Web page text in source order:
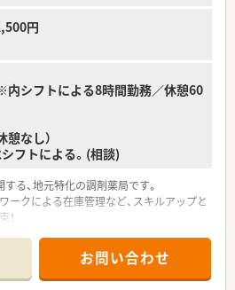
円
※内シフトによる8時間勤務／休憩60
憩なし）
フトによる。(相談)
る、地元特化の調剤薬局です。
ークによる在庫管理など、スキルアップと
！
安定しています。お問い合わせ